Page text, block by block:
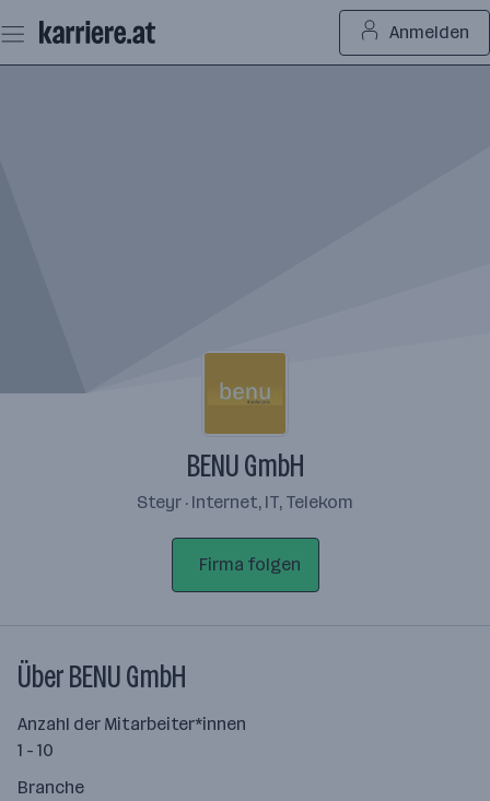
Seiteninhalt
springen
Anmelden
BENU GmbH
Steyr · Internet, IT, Telekom
Firma folgen
Über BENU GmbH
Anzahl der Mitarbeiter*innen
1 - 10
Branche